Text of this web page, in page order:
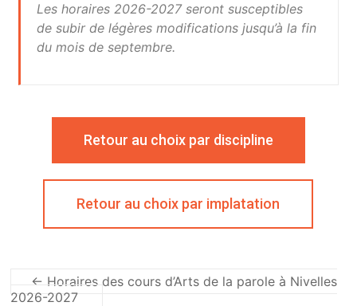
Les horaires 2026-2027 seront susceptibles
de subir de légères modifications jusqu’à la fin
du mois de septembre.
Retour au choix par discipline
Retour au choix par implatation
← Horaires des cours d’Arts de la parole à Nivelles
2026-2027